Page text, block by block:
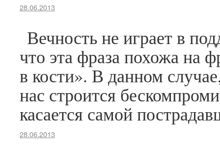
28.06.2013
Вечность не играет в
что эта фраза похожа на
в кости». В данном
нас строится
касается самой
28.06.2013